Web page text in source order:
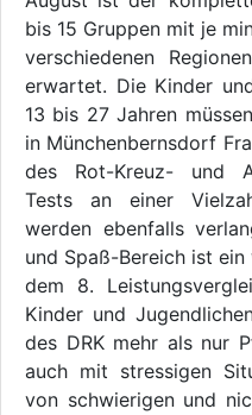
bis 15 Gruppen mit je
verschiedenen
erwartet. Die Kinder
13 bis 27 Jahren
in Münchenbernsdorf
des Rot-Kreuz- und
Tests an einer
werden ebenfalls
und Spaß-Bereich ist
dem 8.
Kinder und
des DRK mehr als nur
auch mit stressigen
von schwierigen und